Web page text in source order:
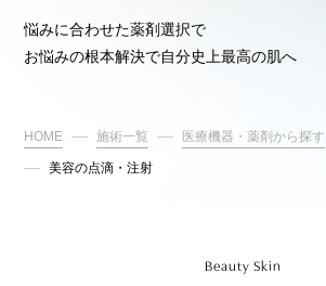
悩みに合わせた薬剤選択で
お悩みの根本解決で自分史上最高の肌へ
HOME 施術一覧 医療機器・薬剤から探す
美容の点滴・注射
Beauty Skin